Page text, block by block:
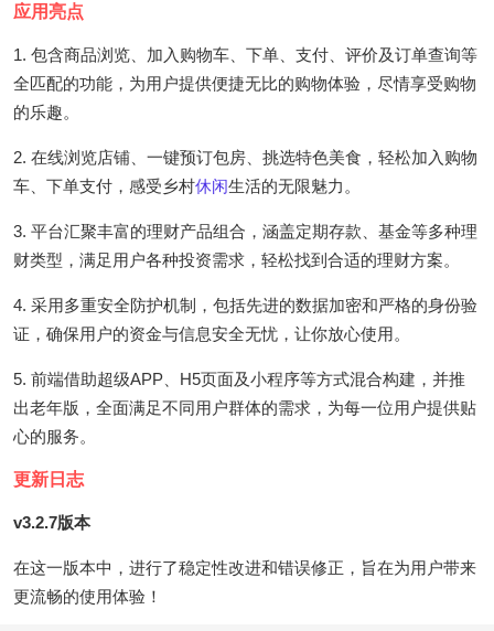
应用亮点
1. 包含商品浏览、加入购物车、下单、支付、评价及订单查询等
全匹配的功能，为用户提供便捷无比的购物体验，尽情享受购物
的乐趣。
2. 在线浏览店铺、一键预订包房、挑选特色美食，轻松加入购物
车、下单支付，感受乡村休闲生活的无限魅力。
3. 平台汇聚丰富的理财产品组合，涵盖定期存款、基金等多种理
财类型，满足用户各种投资需求，轻松找到合适的理财方案。
4. 采用多重安全防护机制，包括先进的数据加密和严格的身份验
证，确保用户的资金与信息安全无忧，让你放心使用。
5. 前端借助超级APP、H5页面及小程序等方式混合构建，并推
出老年版，全面满足不同用户群体的需求，为每一位用户提供贴
心的服务。
更新日志
v3.2.7版本
在这一版本中，进行了稳定性改进和错误修正，旨在为用户带来
更流畅的使用体验！